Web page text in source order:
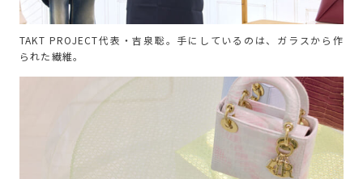
TAKT PROJECT代表・吉泉聡。手にしているのは、ガラスから作
られた繊維。